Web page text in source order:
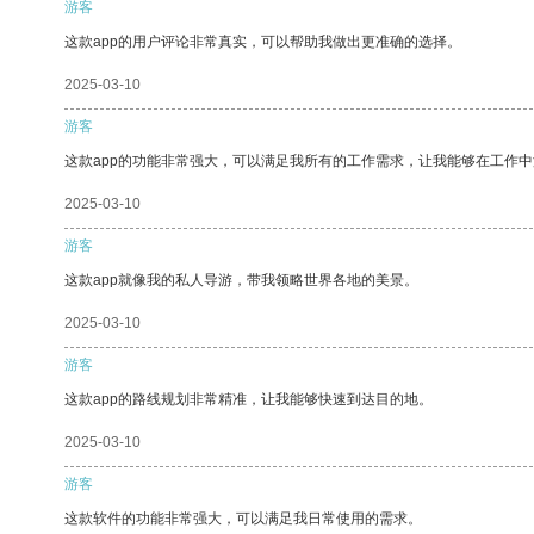
游客
这款app的用户评论非常真实，可以帮助我做出更准确的选择。
2025-03-10
游客
这款app的功能非常强大，可以满足我所有的工作需求，让我能够在工作中
2025-03-10
游客
这款app就像我的私人导游，带我领略世界各地的美景。
2025-03-10
游客
这款app的路线规划非常精准，让我能够快速到达目的地。
2025-03-10
游客
这款软件的功能非常强大，可以满足我日常使用的需求。